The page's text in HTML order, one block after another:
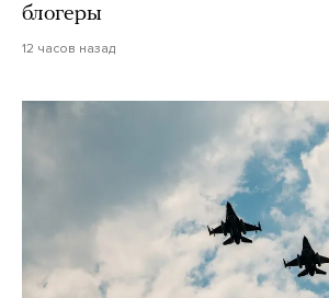
блогеры
12 часов назад